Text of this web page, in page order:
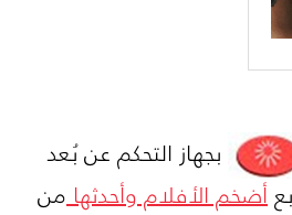
بجهاز التحكم عن بُعد
أضخم الأفلام وأحدثهامن